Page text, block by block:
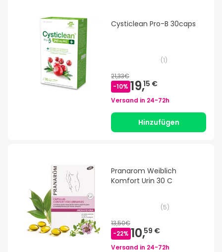
Cysticlean Pro-B 30caps
(1)
21,33€
-10% 19,15 €
Versand in 24-72h
Hinzufügen
Pranarom Weiblich
Komfort Urin 30 C
(5)
13,50€
-22% 10,59 €
Versand in 24-72h